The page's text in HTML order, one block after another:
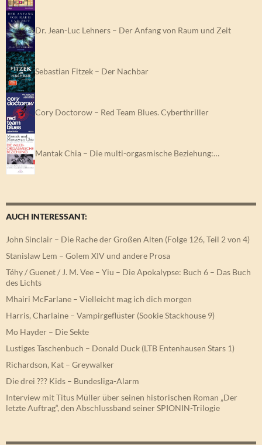
Dr. Jean-Luc Lehners – Der Anfang von Raum und Zeit
Sebastian Fitzek – Der Nachbar
Cory Doctorow – Red Team Blues. Cyberthriller
Mantak Chia – Die multi-orgasmische Beziehung:…
AUCH INTERESSANT:
John Sinclair – Die Rache der Großen Alten (Folge 126, Teil 2 von 4)
Stanislaw Lem – Golem XIV und andere Prosa
Téhy / Guenet / J. M. Vee – Yiu – Die Apokalypse: Buch 6 – Das Buch
des Lichts
Mhairi McFarlane – Vielleicht mag ich dich morgen
Harris, Charlaine – Vampirgeflüster (Sookie Stackhouse 9)
Mo Hayder – Die Sekte
Lustiges Taschenbuch – Donald Duck (LTB Entenhausen Stars 1)
Richardson, Kat – Greywalker
Die drei ??? Kids – Bundesliga-Alarm
Interview mit Titus Müller über seinen historischen Roman „Der
letzte Auftrag“, den Abschlussband seiner SPIONIN-Trilogie